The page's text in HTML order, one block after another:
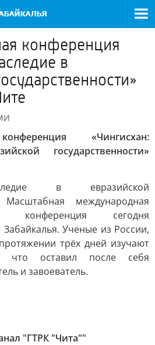
конференция
в
«Чингисхан:
государственности»
в евразийской
Масштабная международная
конференция сегодня
Забайкалья. Ученые из России,
трёх дней изучают
что оставил после себя
и завоеватель.
"ГТРК "Чита""